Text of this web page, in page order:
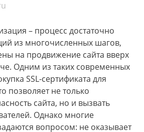
– процесс достаточно
из многочисленных шагов,
на продвижение сайта вверх
Одним из таких современных
SSL-сертификата для
позволяет не только
сайта, но и вызвать
Однако многие
вопросом: не оказывает